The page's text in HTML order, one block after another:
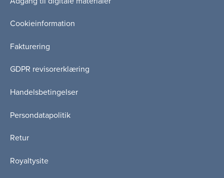
Cookieinformation
Fakturering
GDPR revisorerklæring
Handelsbetingelser
Persondatapolitik
Retur
Royaltysite